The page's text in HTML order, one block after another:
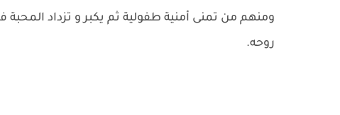
ومنهم من تمنى أمنية طفولية ثم يكبر و تزداد
روحه.